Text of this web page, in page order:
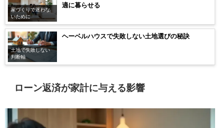
家づくりで迷わな
いために
適に暮らせる
土地で失敗しない
判断軸
ヘーベルハウスで失敗しない土地選びの秘訣
ローン返済が家計に与える影響